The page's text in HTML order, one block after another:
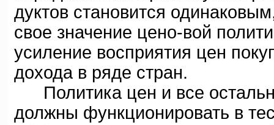
дуктов становится
свое значение цено-вой
усиление восприятия цен
дохода в ряде стран.
Политика цен и все
должны функционировать в